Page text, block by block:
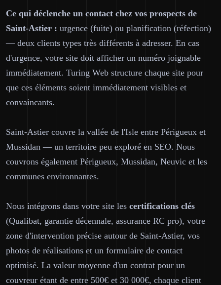
Ce qui déclenche un contact chez vos prospects de
Saint-Astier : urgence (fuite) ou planification (réfection)
— deux clients types très différents à adresser. En cas
d'urgence, votre site doit afficher un numéro joignable
immédiatement. Turing Web structure chaque site pour
que ces éléments soient immédiatement visibles et
convaincants.
Saint-Astier couvre la vallée de l'Isle entre Périgueux et
Mussidan — un territoire peu exploré en SEO. Nous
couvrons également Périgueux, Mussidan, Neuvic et les
communes environnantes.
Nous intégrons dans votre site les certifications clés
(Qualibat, garantie décennale, assurance RC pro), votre
zone d'intervention précise autour de Saint-Astier, vos
photos de réalisations et un formulaire de contact
optimisé. La valeur moyenne d'un contrat pour un
couvreur étant de entre 500€ et 30 000€, chaque client